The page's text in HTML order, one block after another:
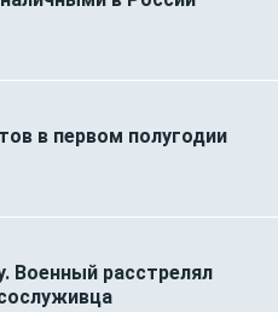
в первом полугодии
Военный расстрелял